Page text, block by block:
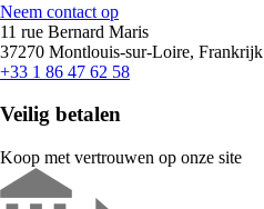
Neem contact op
11 rue Bernard Maris
37270 Montlouis-sur-Loire, Frankrijk
+33 1 86 47 62 58
Veilig betalen
Koop met vertrouwen op onze site